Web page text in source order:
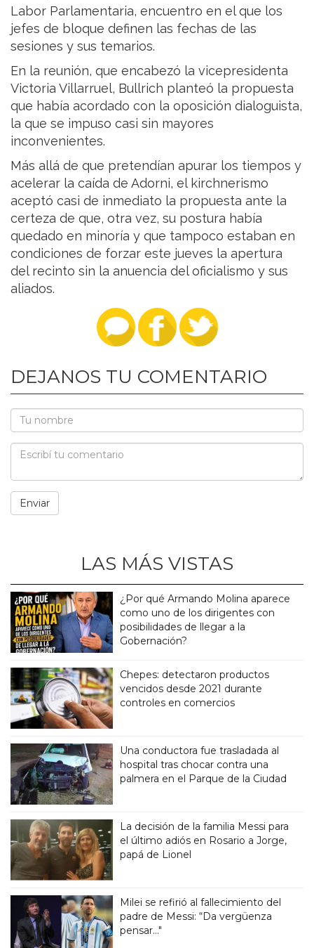
Labor Parlamentaria, encuentro en el que los
jefes de bloque definen las fechas de las
sesiones y sus temarios.
En la reunión, que encabezó la vicepresidenta
Victoria Villarruel, Bullrich planteó la propuesta
que había acordado con la oposición dialoguista,
la que se impuso casi sin mayores
inconvenientes.
Más allá de que pretendían apurar los tiempos y
acelerar la caída de Adorni, el kirchnerismo
aceptó casi de inmediato la propuesta ante la
certeza de que, otra vez, su postura había
quedado en minoría y que tampoco estaban en
condiciones de forzar este jueves la apertura
del recinto sin la anuencia del oficialismo y sus
aliados.
DEJANOS TU COMENTARIO
LAS MÁS VISTAS
¿Por qué Armando Molina aparece
como uno de los dirigentes con
posibilidades de llegar a la
Gobernación?
Chepes: detectaron productos
vencidos desde 2021 durante
controles en comercios
Una conductora fue trasladada al
hospital tras chocar contra una
palmera en el Parque de la Ciudad
La decisión de la familia Messi para
el último adiós en Rosario a Jorge,
papá de Lionel
Milei se refirió al fallecimiento del
padre de Messi: “Da vergüenza
pensar..."